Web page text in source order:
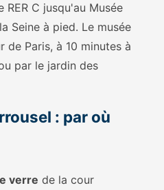
C jusqu'au Musée
Seine à pied. Le musée
Paris, à 10 minutes à
par le jardin des
: par où
verre de la cour